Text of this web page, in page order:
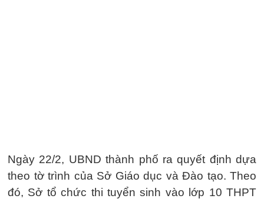
Ngày 22/2, UBND thành phố ra quyết định dựa
theo tờ trình của Sở Giáo dục và Đào tạo. Theo
đó, Sở tổ chức thi tuyển sinh vào lớp 10 THPT